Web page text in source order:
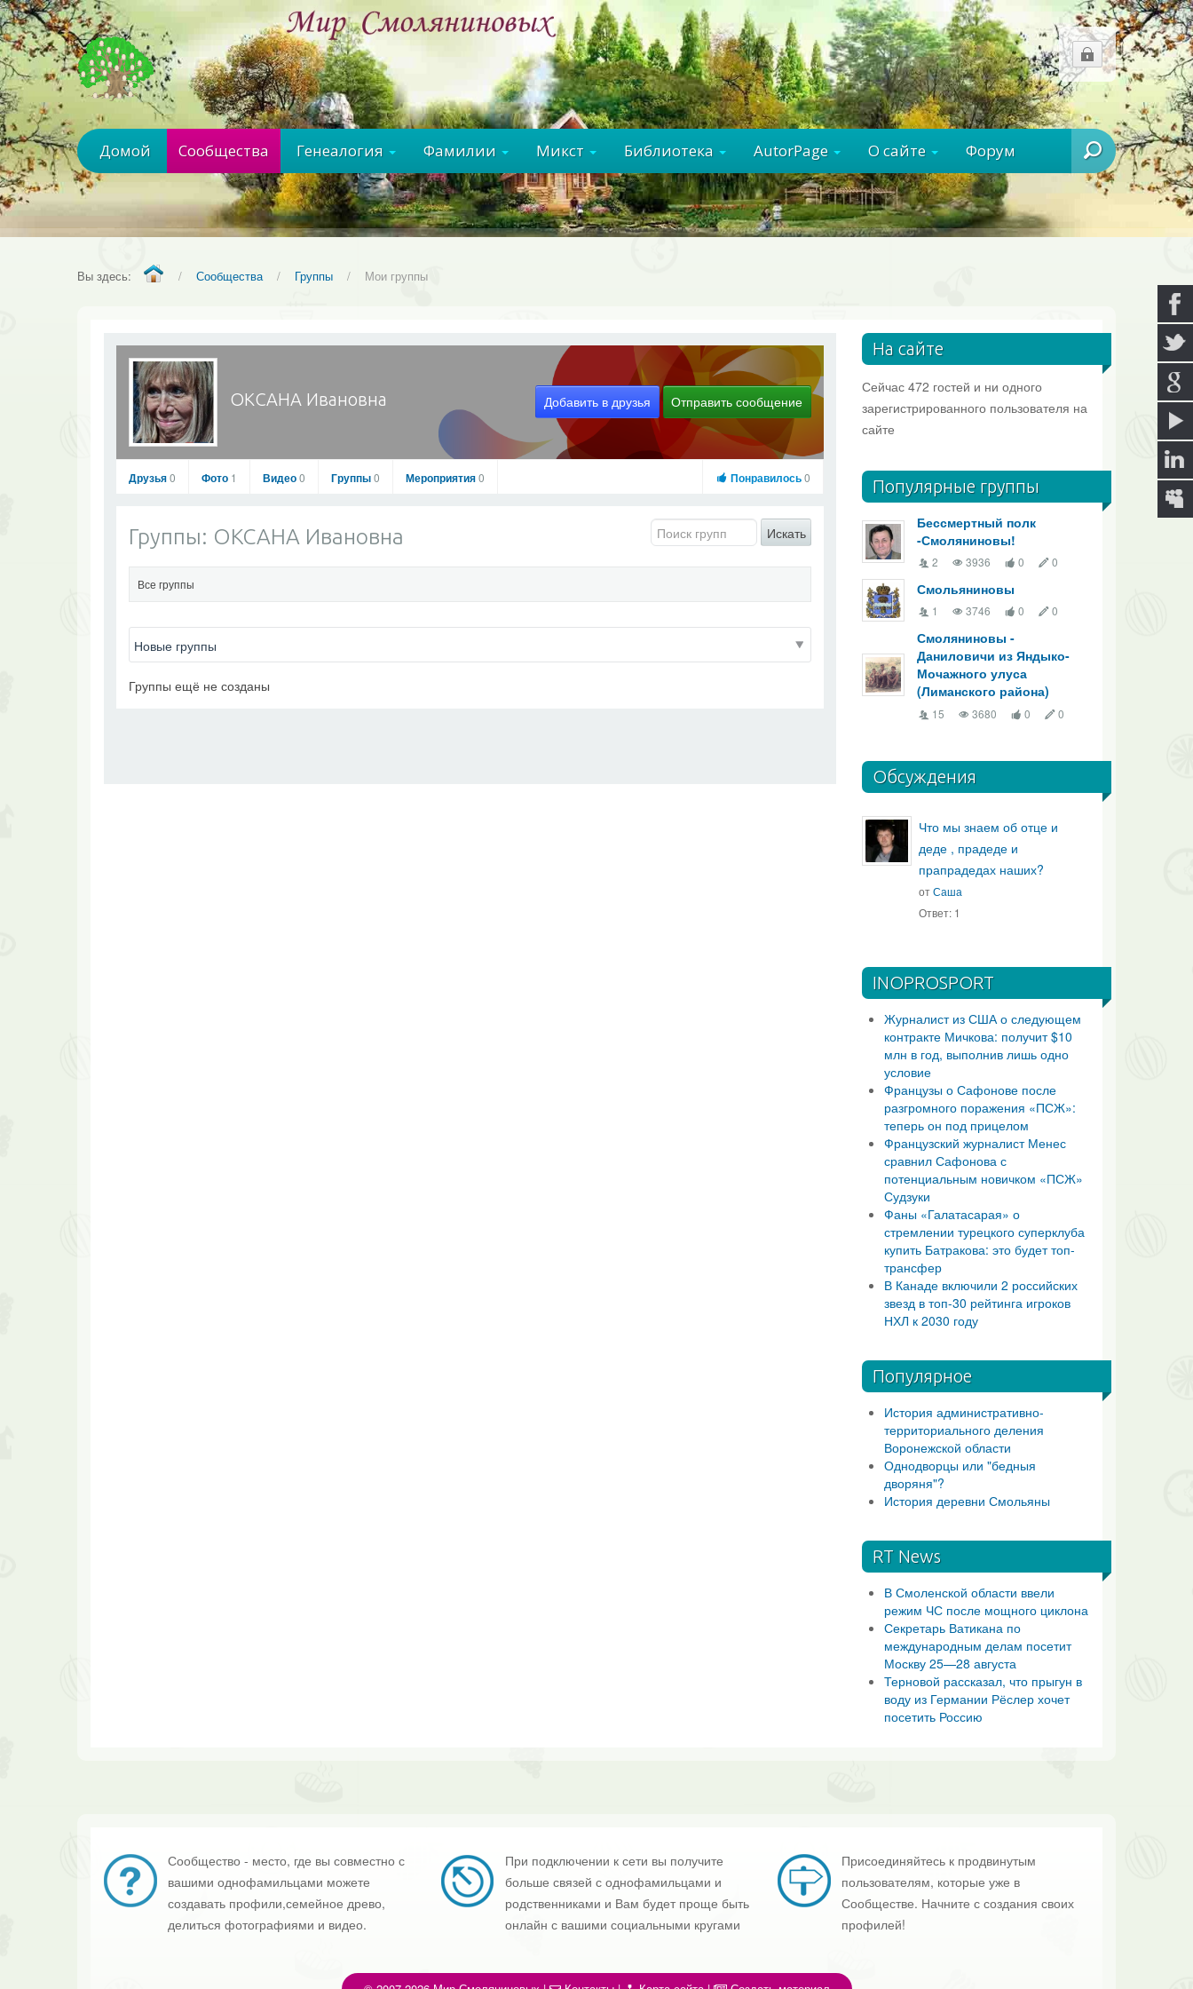
Домой Сообщества Генеалогия Фамилии Микст Библиотека AutorPage О сайте Форум
Вы здесь: / Сообщества / Группы / Мои группы
ОКСАНА Ивановна Добавить в друзья Отправить сообщение
ОКСАНА Ивановна
Перейти в профиль
Добавить в друзья
Друзья0 Фото 1 Видео0 Группы0 Мероприятия0 Понравилось0
Группы: ОКСАНА Ивановна Искать
Все группы
Группы ещё не созданы
На сайте
Сейчас 472 гостей и ни одного
зарегистрированного пользователя на
сайте
Популярные группы
Бессмертный полк
-Смоляниновы!
2 3936 0 0
Смольяниновы
1 3746 0 0
Смоляниновы -
Даниловичи из Яндыко-
Мочажного улуса
(Лиманского района)
15 3680 0 0
Обсуждения
Что мы знаем об отце и
деде , прадеде и
прапрадедах наших?
отСаша
Ответ: 1
INOPROSPORT
Журналист из США о следующем
контракте Мичкова: получит $10
млн в год, выполнив лишь одно
условие
Французы о Сафонове после
разгромного поражения «ПСЖ»:
теперь он под прицелом
Французский журналист Менес
сравнил Сафонова с
потенциальным новичком «ПСЖ»
Судзуки
Фаны «Галатасарая» о
стремлении турецкого суперклуба
купить Батракова: это будет топ-
трансфер
В Канаде включили 2 российских
звезд в топ-30 рейтинга игроков
НХЛ к 2030 году
Популярное
История административно-
территориального деления
Воронежской области
Однодворцы или "бедныя
дворяня"?
История деревни Смольяны
RT News
В Смоленской области ввели
режим ЧС после мощного циклона
Секретарь Ватикана по
международным делам посетит
Москву 25—28 августа
Терновой рассказал, что прыгун в
воду из Германии Рёслер хочет
посетить Россию
Сообщество - место, где вы совместно с
вашими однофамильцами можете
создавать профили,семейное древо,
делиться фотографиями и видео.
При подключении к сети вы получите
больше связей с однофамильцами и
родственниками и Вам будет проще быть
онлайн с вашими социальными кругами
Присоединяйтесь к продвинутым
пользователям, которые уже в
Сообществе. Начните с создания своих
профилей!